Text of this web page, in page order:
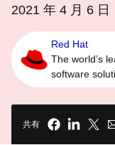
2021 年 4 月 6 日
Red Hat
The world’s
software
共有